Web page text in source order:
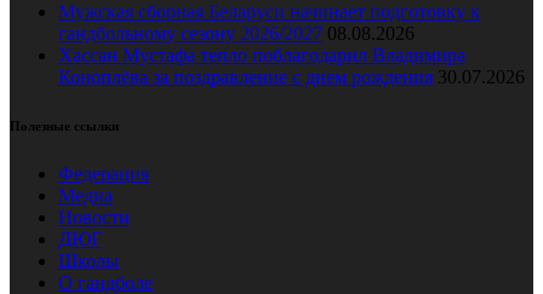
Мужская сборная Беларуси начинает подготовку к
гандбольному сезону 2026/2027 08.08.2026
Хассан Мустафа тепло поблагодарил Владимира
Коноплёва за поздравление с днем рождения 30.07.2026
Полезные ссылки
Федерация
Медиа
Новости
ДЮГ
Школы
О гандболе